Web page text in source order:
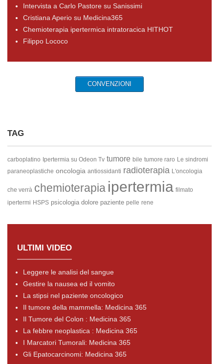
Intervista a Carlo Pastore su Sanissimi
Cristiana Aperio su Medicina365
Chemioterapia ipertermica intratoracica HITHOT
Filippo Lococo
CONVENZIONI
TAG
carboplatino Ipertermia su Odeon Tv tumore bile tumore raro Le sindromi
paraneoplastiche oncologia antiossidanti radioterapia L'oncologia
che verrà chemioterapia ipertermia filmato
ipertermi HSPS psicologia dolore paziente pelle rene
ULTIMI VIDEO
Leggere le analisi del sangue
Gestire la nausea ed il vomito
La stipsi nel paziente oncologico
Il tumore della mammella: Medicina 365
Il Tumore del Colon : Medicina 365
La febbre neoplastica : Medicina 365
I Marcatori Tumorali: Medicina 365
Gli Epatocarcinomi: Medicina 365